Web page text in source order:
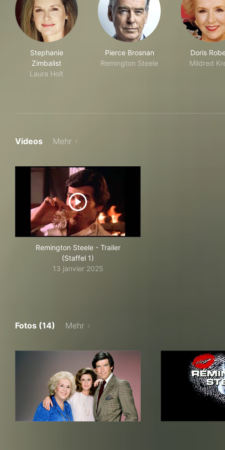
Stephanie
Zimbalist
Laura Holt
Pierce Brosnan
Remington Steele
Doris
Mildred
Videos Mehr
Remington Steele - Trailer
(Staffel 1)
13 janvier 2025
Fotos (14) Mehr